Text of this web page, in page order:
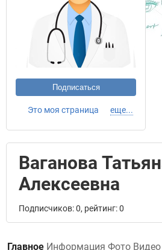
Подписаться
Это моя страница еще...
Ваганова
Алексеевна
Подписчиков: 0, рейтинг: 0
Главное Информация Фото Видео